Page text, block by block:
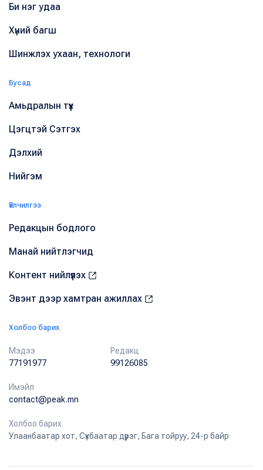
Би нэг удаа
Хүний багш
Шинжлэх ухаан, технологи
Бусад
Амьдралын түүх
Цэгцтэй Сэтгэх
Дэлхий
Нийгэм
Үйлчилгээ
Редакцын бодлого
Манай нийтлэгчид
Контент нийлүүлэх
Эвэнт дээр хамтран ажиллах
Холбоо барих
Мэдээ
77191977
Редакц
99126085
Имэйл
contact@peak.mn
Холбоо барих
Улаанбаатар хот, Сүхбаатар дүүрэг, Бага тойруу, 24-р байр